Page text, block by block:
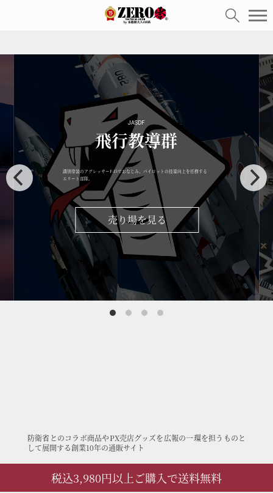
防衛省とのコラボ商品やPX売店グッズを広報の一環を担うものと
して展開する創業10年の通販サイト
税込3,980円以上ご購入で送料無料